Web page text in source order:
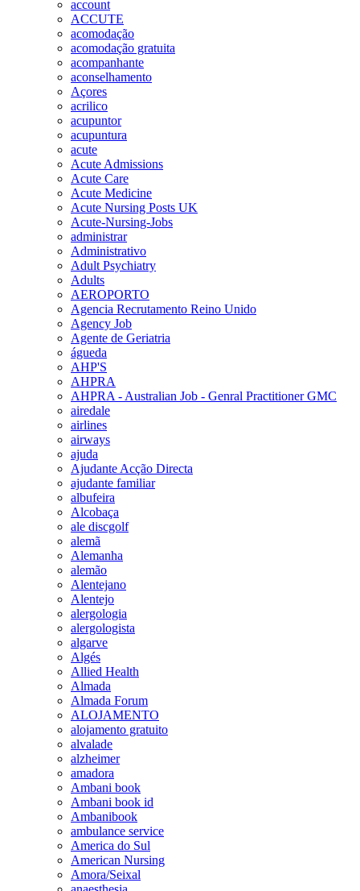
account
ACCUTE
acomodação
acomodação gratuita
acompanhante
aconselhamento
Açores
acrilico
acupuntor
acupuntura
acute
Acute Admissions
Acute Care
Acute Medicine
Acute Nursing Posts UK
Acute-Nursing-Jobs
administrar
Administrativo
Adult Psychiatry
Adults
AEROPORTO
Agencia Recrutamento Reino Unido
Agency Job
Agente de Geriatria
águeda
AHP'S
AHPRA
AHPRA - Australian Job - Genral Practitioner GMC
airedale
airlines
airways
ajuda
Ajudante Acção Directa
ajudante familiar
albufeira
Alcobaça
ale discgolf
alemã
Alemanha
alemão
Alentejano
Alentejo
alergologia
alergologista
algarve
Algés
Allied Health
Almada
Almada Forum
ALOJAMENTO
alojamento gratuito
alvalade
alzheimer
amadora
Ambani book
Ambani book id
Ambanibook
ambulance service
America do Sul
American Nursing
Amora/Seixal